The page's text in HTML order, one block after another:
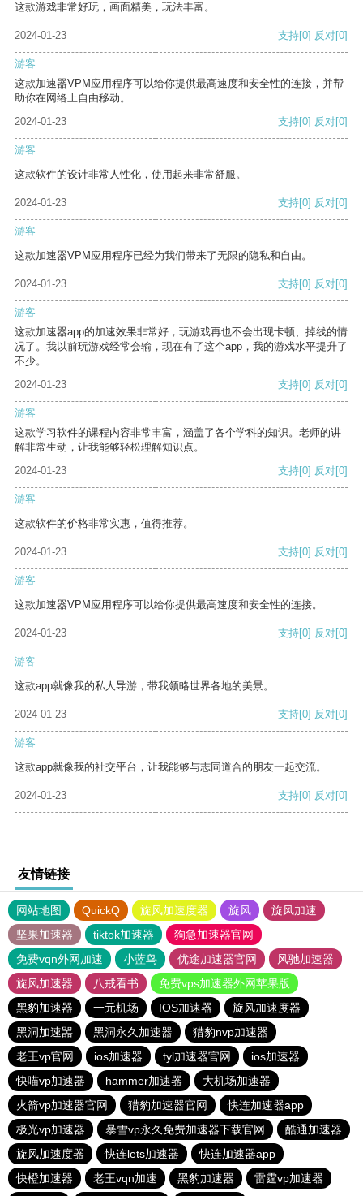
这款游戏非常好玩，画面精美，玩法丰富。
2024-01-23 支持[0] 反对[0]
游客
这款加速器VPM应用程序可以给你提供最高速度和安全性的连接，并帮
助你在网络上自由移动。
2024-01-23
支持[0] 反对[0]
游客
这款软件的设计非常人性化，使用起来非常舒服。
2024-01-23 支持[0] 反对[0]
游客
这款加速器VPM应用程序已经为我们带来了无限的隐私和自由。
2024-01-23 支持[0] 反对[0]
游客
这款加速器app的加速效果非常好，玩游戏再也不会出现卡顿、掉线的情
况了。我以前玩游戏经常会输，现在有了这个app，我的游戏水平提升了
不少。
2024-01-23
支持[0] 反对[0]
游客
这款学习软件的课程内容非常丰富，涵盖了各个学科的知识。老师的讲
解非常生动，让我能够轻松理解知识点。
2024-01-23
支持[0] 反对[0]
游客
这款软件的价格非常实惠，值得推荐。
2024-01-23 支持[0] 反对[0]
游客
这款加速器VPM应用程序可以给你提供最高速度和安全性的连接。
2024-01-23 支持[0] 反对[0]
游客
这款app就像我的私人导游，带我领略世界各地的美景。
2024-01-23 支持[0] 反对[0]
游客
这款app就像我的社交平台，让我能够与志同道合的朋友一起交流。
2024-01-23 支持[0] 反对[0]
友情链接
网站地图 QuickQ 旋风加速度器 旋风
旋风加速
坚果加速器
tiktok加速器
狗急加速器官网
免费vqn外网加速
小蓝鸟 优途加速器官网
风驰加速器
旋风加速器
八戒看书
免费vps加速器外网苹果版
黑豹加速器
一元机场 IOS加速器
旋风加速度器
黑洞加速噐
黑洞永久加速器
猎豹nvp加速器
老王vp官网
ios加速器 tyl加速器官网
ios加速器
快喵vp加速器
hammer加速器
大机场加速器
火箭vp加速器官网
猎豹加速器官网
快连加速器app
极光vp加速器
暴雪vp永久免费加速器下载官网
酷通加速器
旋风加速度器
快连lets加速器
快连加速器app
快橙加速器
老王vqn加速 黑豹加速器 雷霆vp加速器